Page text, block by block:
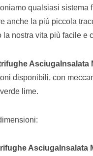
qualsiasi sistema
anche la più piccola
la nostra vita più facile e
AsciugaInsalata
disponibili, con
lime.
AsciugaInsalata